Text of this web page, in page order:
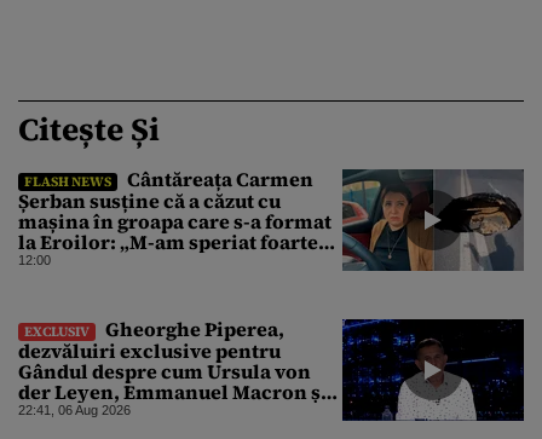
Citește Și
FLASH NEWS
Cântăreața Carmen
Șerban susține că a căzut cu
mașina în groapa care s-a format
la Eroilor: „M-am speriat foarte
tare”
12:00
EXCLUSIV
Gheorghe Piperea,
dezvăluiri exclusive pentru
Gândul despre cum Ursula von
der Leyen, Emmanuel Macron și
Zelenski plănuiesc pe Signal să îl
22:41, 06 Aug 2026